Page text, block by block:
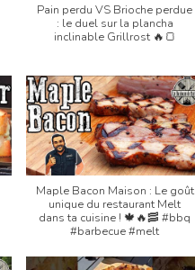
Pain perdu VS Brioche perdue
: le duel sur la plancha
inclinable Grillrost 🔥🍞
Maple Bacon Maison : Le goût
unique du restaurant Melt
dans ta cuisine ! 🍁🔥🥓 #bbq
#barbecue #melt